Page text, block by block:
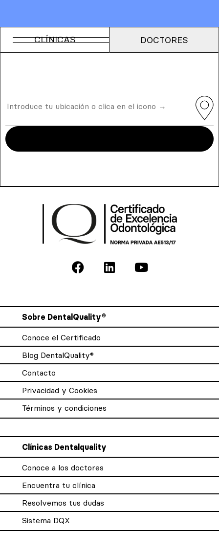
CLÍNICAS DOCTORES
Sobre DentalQuality®
Conoce el Certificado
Blog DentalQuality®
Contacto
Privacidad y Cookies
Términos y condiciones
Clínicas Dentalquality
Conoce a los doctores
Encuentra tu clínica
Resolvemos tus dudas
Sistema DQX